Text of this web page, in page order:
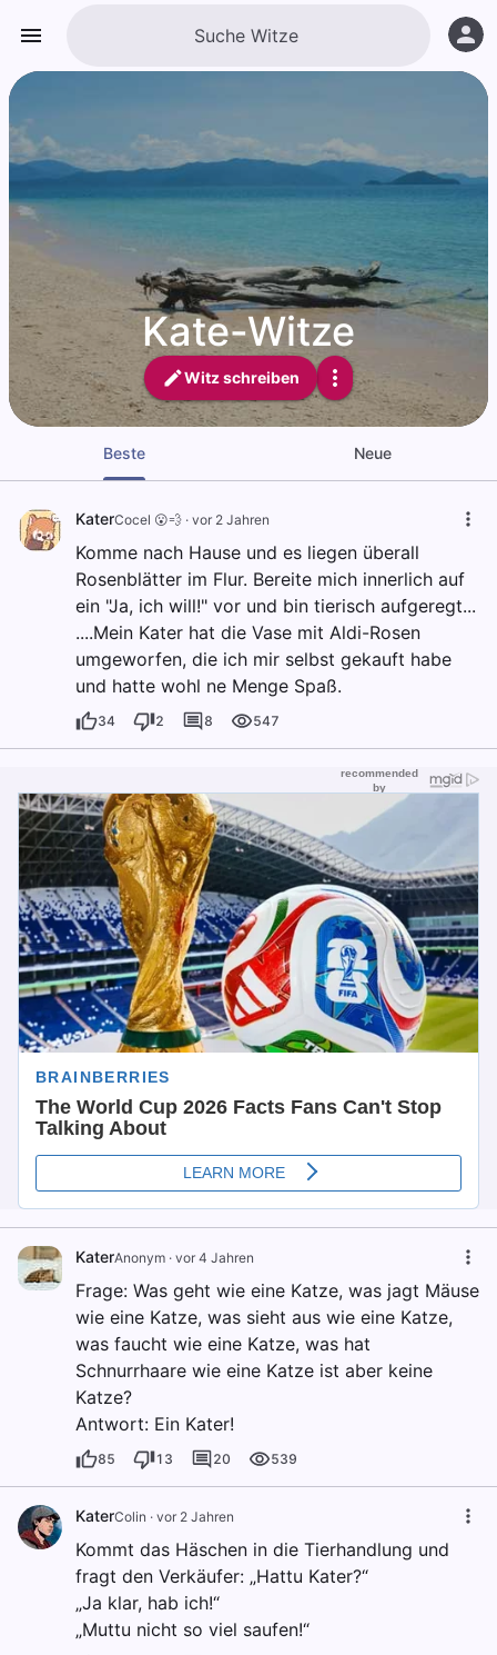
Kate-Witze
Witz schreiben
Beste Neue
KaterCocel 😮💨 · vor 2 Jahren
Komme nach Hause und es liegen überall
Rosenblätter im Flur. Bereite mich innerlich auf
ein "Ja, ich will!" vor und bin tierisch aufgeregt...
....Mein Kater hat die Vase mit Aldi-Rosen
umgeworfen, die ich mir selbst gekauft habe
und hatte wohl ne Menge Spaß.
34 2 8 547
KaterAnonym · vor 4 Jahren
Frage: Was geht wie eine Katze, was jagt Mäuse
wie eine Katze, was sieht aus wie eine Katze,
was faucht wie eine Katze, was hat
Schnurrhaare wie eine Katze ist aber keine
Katze?
Antwort: Ein Kater!
85 13 20 539
KaterColin · vor 2 Jahren
Kommt das Häschen in die Tierhandlung und
fragt den Verkäufer: „Hattu Kater?“
„Ja klar, hab ich!“
„Muttu nicht so viel saufen!“